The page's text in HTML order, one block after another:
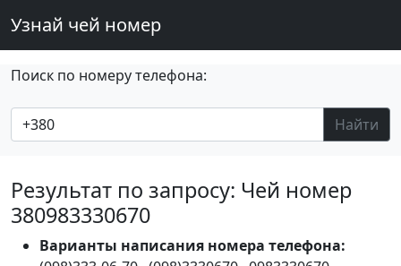
Узнай чей номер
Поиск по номеру телефона:
Найти
Результат по запросу: Чей номер
380983330670
Варианты написания номера телефона: